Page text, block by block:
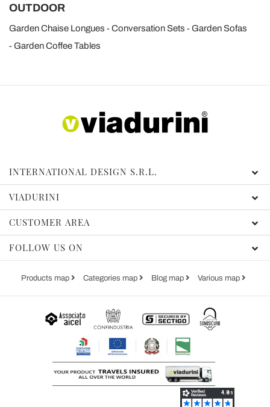
OUTDOOR
Garden Chaise Longues Conversation Sets
Garden Sofas
Garden Coffee Tables
INTERNATIONAL DESIGN S.R.L.
VIADURINI
CUSTOMER AREA
FOLLOW US ON
Products map Categories map Blog map Various map